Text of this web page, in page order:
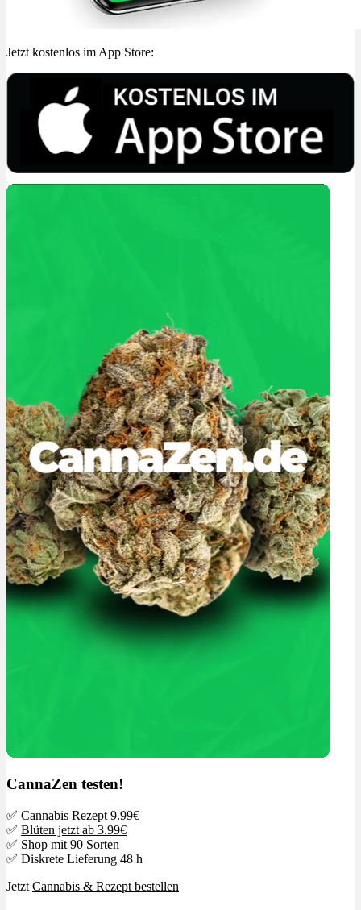
Jetzt kostenlos im App Store:
CannaZen testen!
✅ Cannabis Rezept 9.99€
✅ Blüten jetzt ab 3.99€
✅ Shop mit 90 Sorten
✅ Diskrete Lieferung 48 h
Jetzt Cannabis & Rezept bestellen